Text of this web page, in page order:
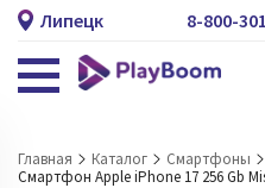
Липецк 8-800-
Главная Каталог Смартфоны
Смартфон Apple iPhone 17 256 Gb